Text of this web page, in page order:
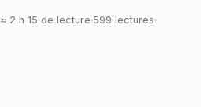
≈ 2 h 15 de lecture 599 lectures